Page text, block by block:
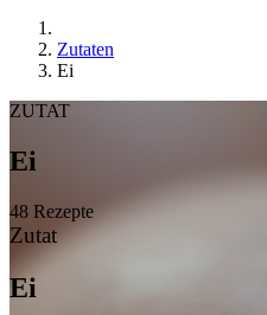
Zutaten
Ei
ZUTAT
Ei
48 Rezepte
Zutat
Ei